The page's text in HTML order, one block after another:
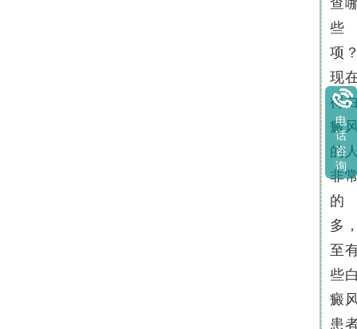
查
些
项
现
得
癜
的
非
的
多
至
些
癜
患
电
话
咨
询